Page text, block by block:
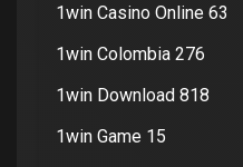
1win Casino Online 63
1win Colombia 276
1win Download 818
1win Game 15